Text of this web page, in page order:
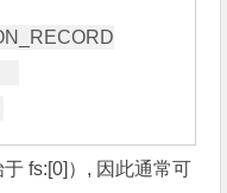
fs:[0]）, 因此通常可